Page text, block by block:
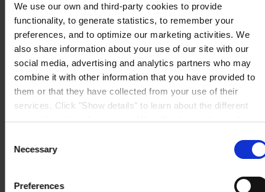
We use our own and third-party cookies to provide
functionality, to generate statistics, to remember your
preferences, and to optimize our marketing activities. We
also share information about your use of our site with our
social media, advertising and analytics partners who may
combine it with other information that you have provided to
them or that they have collected from your use of their
services. Click "Show details" to learn about the different
types of cookies that we use. We will only use the cookies
cookies after having received your consent. You may
withdraw your consent at any time by using the link in our
. If you would like to know more how we
Selection
Necessary
Preferences
Tel: +351 212 352 326
Fax:+351 212 352 292
Mail:sales-pt@hempel.com